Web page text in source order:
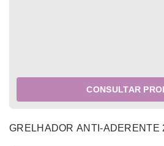
CONSULTAR
GRELHADOR ANTI-ADERENTE